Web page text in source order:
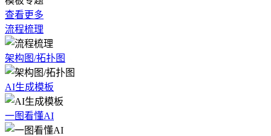
查看更多
流程梳理
架构图/拓扑图
AI生成模板
一图看懂AI